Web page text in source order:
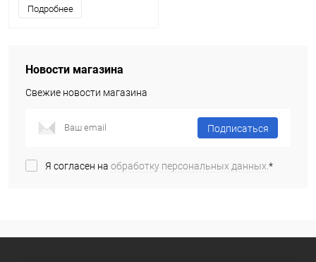
Подробнее
Новости магазина
Свежие новости магазина
Подписаться
Я согласен на обработку персональных данных.*